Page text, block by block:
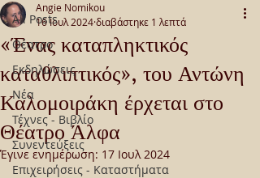
All Posts
Θέατρο
Εκδηλώσεις
Νέα
Τέχνες - Βιβλίο
Συνεντεύξεις
Επιχειρήσεις - Καταστήματα
«Ένας καταπληκτικός
καταθλιπτικός», του Αντώνη
Καλομοιράκη έρχεται στο
Θέατρο Άλφα
Angie Nomikou
16 Ιουλ 2024διαβάστηκε 1 λεπτά
Έγινε ενημέρωση: 17 Ιουλ 2024